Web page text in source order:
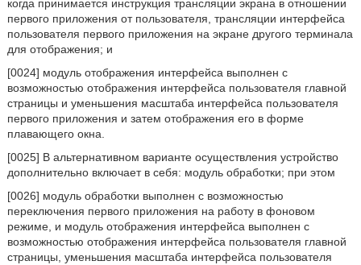
когда принимается инструкция трансляции экрана в отношении
первого приложения от пользователя, трансляции интерфейса
пользователя первого приложения на экране другого терминала
для отображения; и
[0024] модуль отображения интерфейса выполнен с
возможностью отображения интерфейса пользователя главной
страницы и уменьшения масштаба интерфейса пользователя
первого приложения и затем отображения его в форме
плавающего окна.
[0025] В альтернативном варианте осуществления устройство
дополнительно включает в себя: модуль обработки; при этом
[0026] модуль обработки выполнен с возможностью
переключения первого приложения на работу в фоновом
режиме, и модуль отображения интерфейса выполнен с
возможностью отображения интерфейса пользователя главной
страницы, уменьшения масштаба интерфейса пользователя